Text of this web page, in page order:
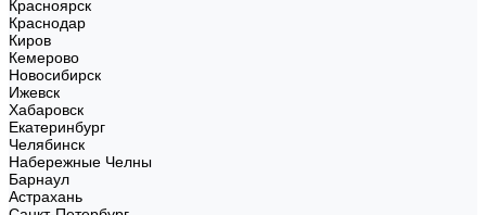
Красноярск
Краснодар
Киров
Кемерово
Новосибирск
Ижевск
Хабаровск
Екатеринбург
Челябинск
Набережные Челны
Барнаул
Астрахань